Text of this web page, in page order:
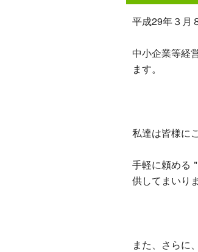
平成29年３月
中小企業等経
ます。
私達は皆様に
手軽に頼める
供してまいりま
また、さらに、